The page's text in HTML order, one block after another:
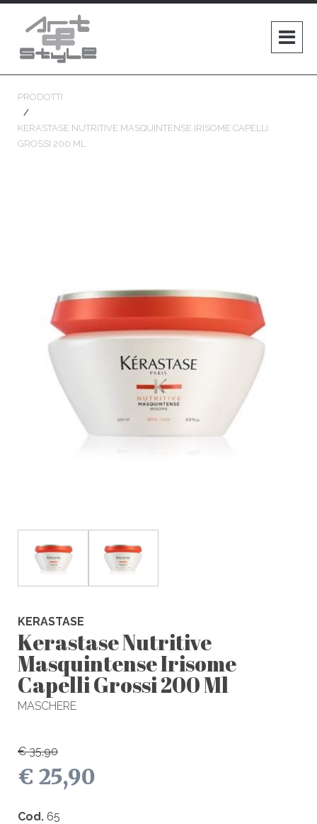
PRODOTTI
KERASTASE NUTRITIVE MASQUINTENSE IRISOME CAPELLI
GROSSI 200 ML
KERASTASE
Kerastase Nutritive
Masquintense Irisome
Capelli Grossi 200 Ml
MASCHERE
€ 35,90
€ 25,90
Cod. 65